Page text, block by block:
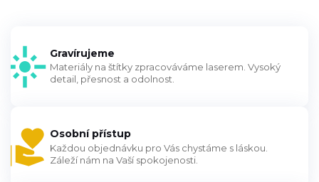
Gravírujeme
Materiály na štítky zpracováváme laserem. Vysoký
detail, přesnost a odolnost.
Osobní přístup
Každou objednávku pro Vás chystáme s láskou.
Záleží nám na Vaší spokojenosti.